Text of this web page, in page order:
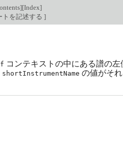
][Index]
を記述する ]
コンテキストの中にある譜の
shortInstrumentName の値がそ